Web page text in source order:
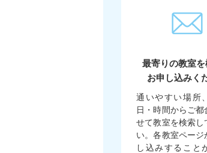
最寄りの教室を
お申し込みく
通いやすい場所
日・時間からご都
せて教室を検索し
い。各教室ページ
し込みすること